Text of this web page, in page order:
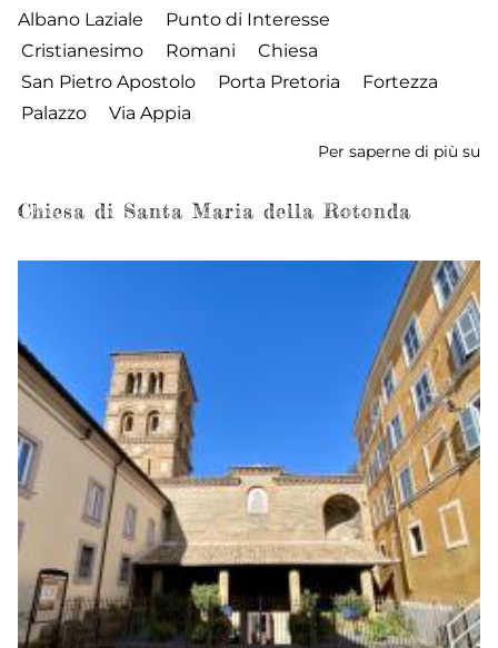
Albano Laziale
Punto di Interesse
Cristianesimo
Romani
Chiesa
San Pietro Apostolo
Porta Pretoria
Fortezza
Palazzo
Via Appia
Per saperne di più su
Chiesa di Santa Maria della Rotonda